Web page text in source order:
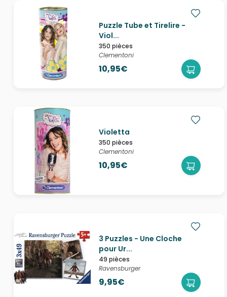
Puzzle Tube et Tirelire -
Viol...
350 pièces
Clementoni
10,95€
Violetta
350 pièces
Clementoni
10,95€
3 Puzzles - Une Cloche
pour Ur...
49 pièces
Ravensburger
9,95€